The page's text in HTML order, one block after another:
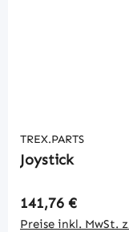
TREX.PARTS
Joystick
Regulärer Preis:
141,76 €
Preise inkl. MwSt.